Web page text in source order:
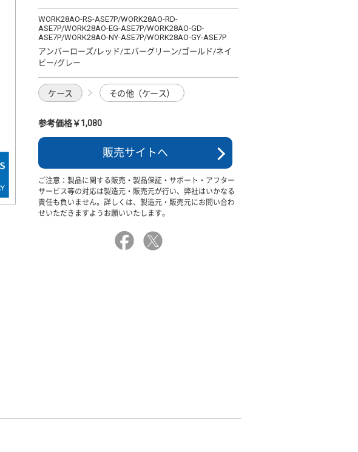
WORK28AO-RS-ASE7P/WORK28AO-RD-
ASE7P/WORK28AO-EG-ASE7P/WORK28AO-GD-
ASE7P/WORK28AO-NY-ASE7P/WORK28AO-GY-ASE7P
アンバーローズ/レッド/エバーグリーン/ゴールド/ネイ
ビー/グレー
ケース その他（ケース）
参考価格￥1,080
販売サイトへ
ご注意：製品に関する販売・製品保証・サポート・アフター
サービス等の対応は製造元・販売元が行い、弊社はいかなる
責任も負いません。詳しくは、製造元・販売元にお問い合わ
せいただきますようお願いいたします。